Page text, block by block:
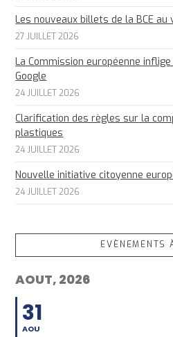
Les nouveaux billets de la BCE au
27 JUILLET 2026
La Commission européenne
Google
24 JUILLET 2026
Clarification des règles sur la
plastiques
24 JUILLET 2026
Nouvelle initiative citoyenne
24 JUILLET 2026
EVÈNEMENTS
AOUT, 2026
31
AOU